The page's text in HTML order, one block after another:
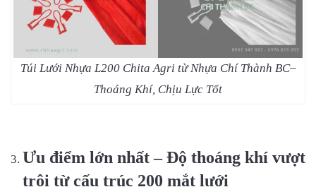
Túi Lưới Nhựa L200 Chita Agri từ Nhựa Chí Thành BC–
Thoáng Khí, Chịu Lực Tốt
Ưu điểm lớn nhất – Độ thoáng khí vượt
trội từ cấu trúc 200 mắt lưới